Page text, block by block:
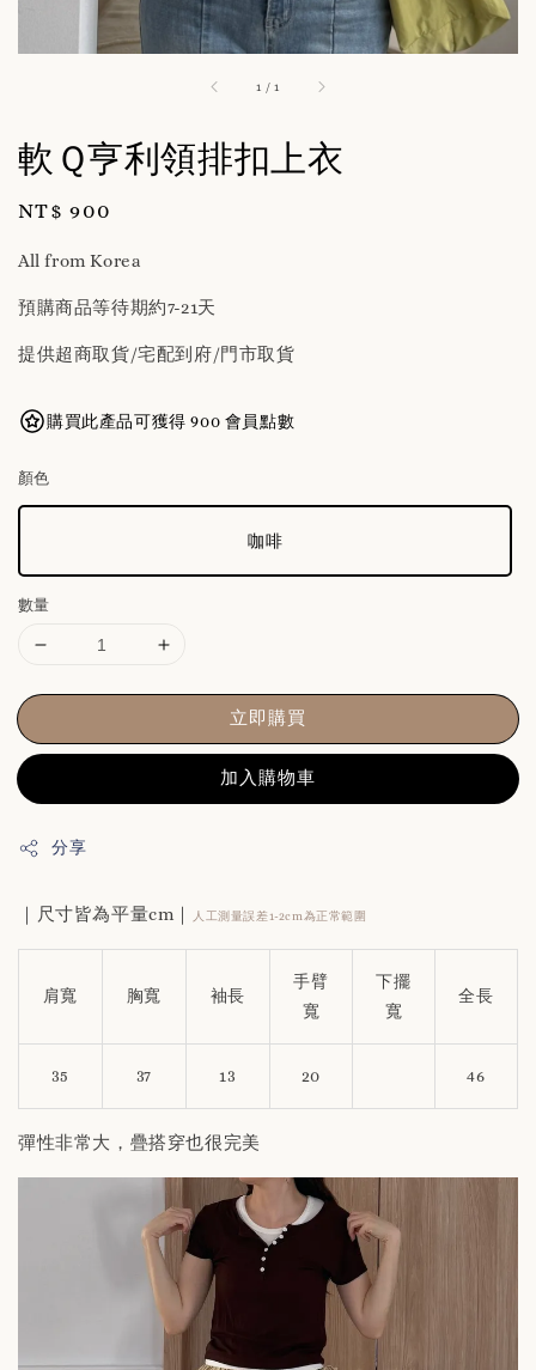
1 /1
軟Ｑ亨利領排扣上衣
Regular
NT$ 900
All from Korea
預購商品等待期約7-21天
提供超商取貨/宅配到府/門市取貨
購買此產品可獲得 900 會員點數
顏色
咖啡
數量
立即購買
加入購物車
分享
｜尺寸皆為平量cm｜ 人工測量誤差1-2cm為正常範圍
肩寬 胸寬 袖長
手臂
寬
下擺
寬
全長
35 37 13 20 46
彈性非常大，疊搭穿也很完美